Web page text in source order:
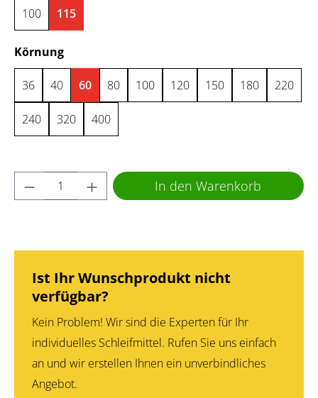
100 115
Körnungauswählen
36 40 60 80 100 120 150 180 220
240 320 400
Produkt Anzahl: Gib den gewünschten
In den Warenkorb
Ist Ihr Wunschprodukt nicht
verfügbar?
Kein Problem! Wir sind die Experten für Ihr
individuelles Schleifmittel. Rufen Sie uns einfach
an und wir erstellen Ihnen ein unverbindliches
Angebot.